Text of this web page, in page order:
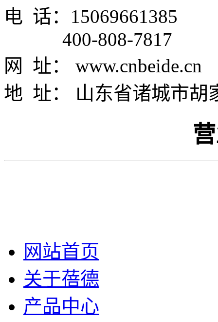
电 话：15069661385
400-808-7817
网 址： www.cnbeide.cn
地 址： 山东省诸城市胡
网站首页
关于蓓德
产品中心